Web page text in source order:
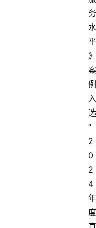
务
水
平
》
案
例
入
选
“
2
0
2
4
年
度